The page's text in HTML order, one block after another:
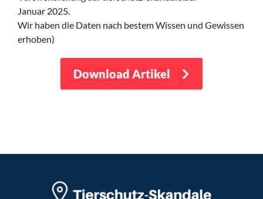
Januar 2025.
Wir haben die Daten nach bestem Wissen und Gewissen
erhoben)
Download Artikel